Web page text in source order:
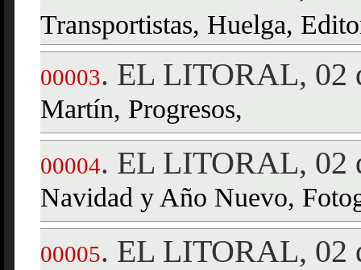
Transportistas, Huelga,
00003. EL LITORAL, 02
Martín, Progresos,
00004. EL LITORAL, 02
Navidad y Año Nuevo,
00005. EL LITORAL, 02